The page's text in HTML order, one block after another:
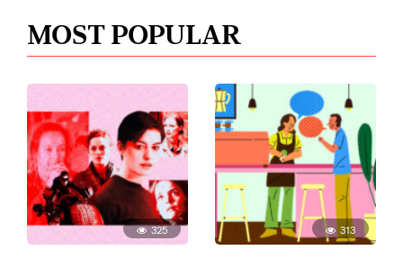
MOST POPULAR
325 313